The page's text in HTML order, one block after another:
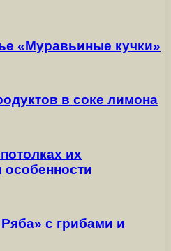
«Муравьиные кучки»
в соке лимона
их
с грибами и